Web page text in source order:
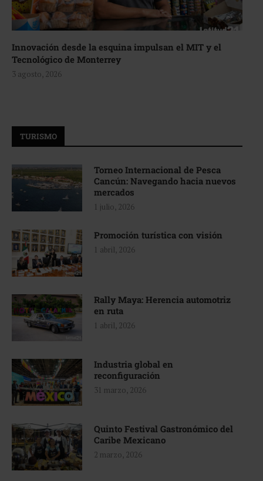
Innovación desde la esquina impulsan el MIT y el
Tecnológico de Monterrey
3 agosto, 2026
TURISMO
Torneo Internacional de Pesca
Cancún: Navegando hacia nuevos
mercados
1 julio, 2026
Promoción turística con visión
1 abril, 2026
Rally Maya: Herencia automotriz
en ruta
1 abril, 2026
Industria global en
reconfiguración
31 marzo, 2026
Quinto Festival Gastronómico del
Caribe Mexicano
2 marzo, 2026